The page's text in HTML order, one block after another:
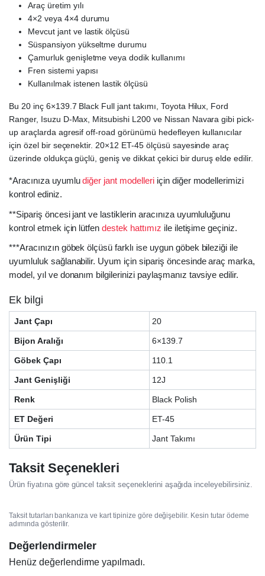
Araç üretim yılı
4×2 veya 4×4 durumu
Mevcut jant ve lastik ölçüsü
Süspansiyon yükseltme durumu
Çamurluk genişletme veya dodik kullanımı
Fren sistemi yapısı
Kullanılmak istenen lastik ölçüsü
Bu 20 inç 6×139.7 Black Full jant takımı, Toyota Hilux, Ford
Ranger, Isuzu D-Max, Mitsubishi L200 ve Nissan Navara gibi pick-
up araçlarda agresif off-road görünümü hedefleyen kullanıcılar
için özel bir seçenektir. 20×12 ET-45 ölçüsü sayesinde araç
üzerinde oldukça güçlü, geniş ve dikkat çekici bir duruş elde edilir.
*Aracınıza uyumludiğer jant modelleriiçin diğer modellerimizi
kontrol ediniz.
**Sipariş öncesi jant ve lastiklerin aracınıza uyumluluğunu
kontrol etmek için lütfendestek hattımız ile iletişime geçiniz.
***Aracınızın göbek ölçüsü farklı ise uygun göbek bileziği ile
uyumluluk sağlanabilir. Uyum için sipariş öncesinde araç marka,
model, yıl ve donanım bilgilerinizi paylaşmanız tavsiye edilir.
Ek bilgi
Jant Çapı 20
Bijon Aralığı 6×139.7
Göbek Çapı 110.1
Jant Genişliği 12J
Renk Black Polish
ET Değeri ET-45
Ürün Tipi Jant Takımı
Taksit Seçenekleri
Ürün fiyatına göre güncel taksit seçeneklerini aşağıda inceleyebilirsiniz.
Taksit tutarları bankanıza ve kart tipinize göre değişebilir. Kesin tutar ödeme
adımında gösterilir.
Değerlendirmeler
Henüz değerlendirme yapılmadı.